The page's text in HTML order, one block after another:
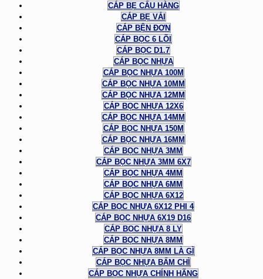
CÁP BẸ CẨU HÀNG
CÁP BẸ VẢI
CÁP BỆN ĐƠN
CÁP BỌC 6 LÕI
CÁP BỌC D1.7
CÁP BỌC NHỰA
CÁP BỌC NHỰA 100M
CÁP BỌC NHỰA 10MM
CÁP BỌC NHỰA 12MM
CÁP BỌC NHỰA 12X6
CÁP BỌC NHỰA 14MM
CÁP BỌC NHỰA 150M
CÁP BỌC NHỰA 16MM
CÁP BỌC NHỰA 3MM
CÁP BỌC NHỰA 3MM 6X7
CÁP BỌC NHỰA 4MM
CÁP BỌC NHỰA 6MM
CÁP BỌC NHỰA 6X12
CÁP BỌC NHỰA 6X12 PHI 4
CÁP BỌC NHỰA 6X19 D16
CÁP BỌC NHỰA 8 LY
CÁP BỌC NHỰA 8MM
CÁP BỌC NHỰA 8MM LÀ GÌ
CÁP BỌC NHỰA BẤM CHÌ
CÁP BỌC NHỰA CHÍNH HÃNG